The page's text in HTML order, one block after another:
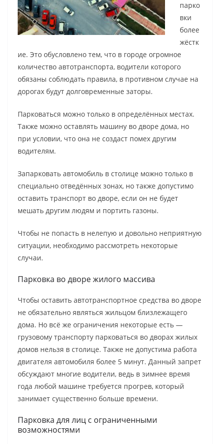
парко
вки
более
жёстк
ие. Это обусловлено тем, что в городе огромное
количество автотранспорта, водители которого
обязаны соблюдать правила, в противном случае на
дорогах будут долговременные заторы.
Парковаться можно только в определённых местах.
Также можно оставлять машину во дворе дома, но
при условии, что она не создаст помех другим
водителям.
Запарковать автомобиль в столице можно только в
специально отведённых зонах, но также допустимо
оставить транспорт во дворе, если он не будет
мешать другим людям и портить газоны.
Чтобы не попасть в нелепую и довольно неприятную
ситуации, необходимо рассмотреть некоторые
случаи.
Парковка во дворе жилого массива
Чтобы оставить автотранспортное средства во дворе
не обязательно являться жильцом близлежащего
дома. Но всё же ограничения некоторые есть —
грузовому транспорту парковаться во дворах жилых
домов нельзя в столице. Также не допустима работа
двигателя автомобиля более 5 минут. Данный запрет
обсуждают многие водители, ведь в зимнее время
года любой машине требуется прогрев, который
занимает существенно больше времени.
Парковка для лиц с ограниченными
возможностями